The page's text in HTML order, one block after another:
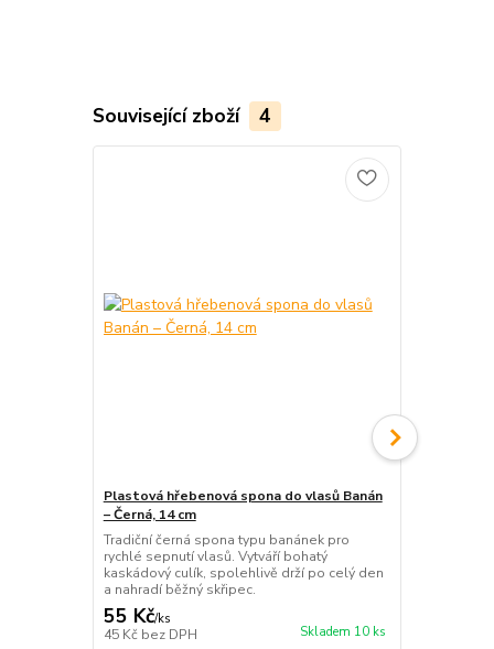
Související zboží 4
Plastová hřebenová spona do vlasů Banán
– Černá, 14 cm
Tradiční černá spona typu banánek pro
rychlé sepnutí vlasů. Vytváří bohatý
kaskádový culík, spolehlivě drží po celý den
a nahradí běžný skřipec.
55 Kč/ks
45 Kč bez DPH Skladem 10 ks